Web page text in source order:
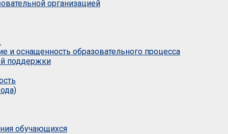
организацией
и оснащенность образовательного процесса
поддержки
обучающихся